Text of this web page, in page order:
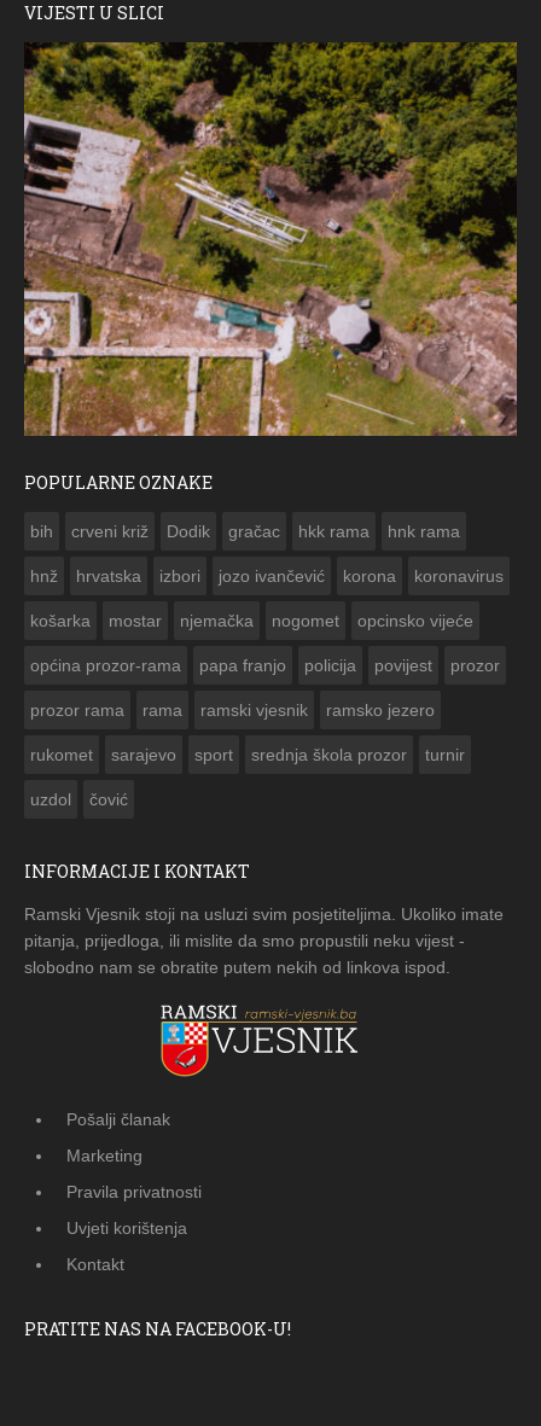
VIJESTI U SLICI
POPULARNE OZNAKE
bih crveni križ Dodik gračac hkk rama hnk rama
hnž hrvatska izbori jozo ivančević korona koronavirus
košarka mostar njemačka nogomet opcinsko vijeće
općina prozor-rama papa franjo policija povijest prozor
prozor rama rama ramski vjesnik ramsko jezero
rukomet sarajevo sport srednja škola prozor turnir
uzdol čović
INFORMACIJE I KONTAKT
Ramski Vjesnik stoji na usluzi svim posjetiteljima. Ukoliko imate
pitanja, prijedloga, ili mislite da smo propustili neku vijest -
slobodno nam se obratite putem nekih od linkova ispod.
Pošalji članak
Marketing
Pravila privatnosti
Uvjeti korištenja
Kontakt
PRATITE NAS NA FACEBOOK-U!